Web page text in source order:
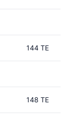
144 TE
148 TE